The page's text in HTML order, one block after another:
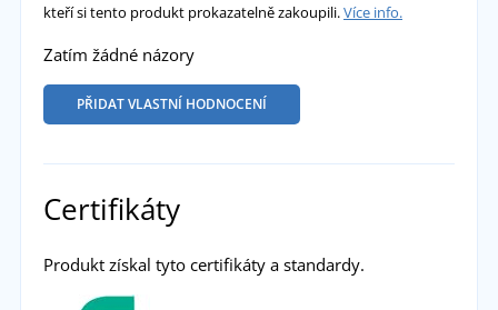
kteří si tento produkt prokazatelně zakoupili.Více info.
Zatím žádné názory
PŘIDAT VLASTNÍ HODNOCENÍ
Certifikáty
Produkt získal tyto certifikáty a standardy.